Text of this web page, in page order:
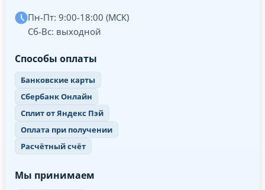
Пн-Пт: 9:00-18:00 (МСК)
Сб-Вс: выходной
Способы оплаты
Банковские карты
Сбербанк Онлайн
Сплит от Яндекс Пэй
Оплата при получении
Расчётный счёт
Мы принимаем